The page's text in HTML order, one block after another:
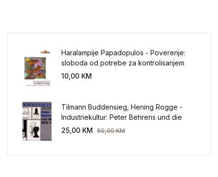
Haralampije Papadopulos - Poverenje:
sloboda od potrebe za kontrolisanjem
sveta
10,00 KM
Tilmann Buddensieg, Hening Rogge -
Industriekultur: Peter Behrens und die
AEG 1907-1914.
25,00 KM 50,00KM